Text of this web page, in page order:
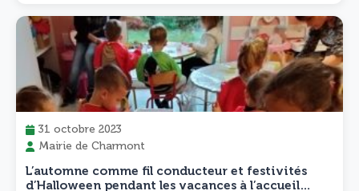
31 octobre 2023
Mairie de Charmont
L’automne comme fil conducteur et festivités
d’Halloween pendant les vacances à l’accueil